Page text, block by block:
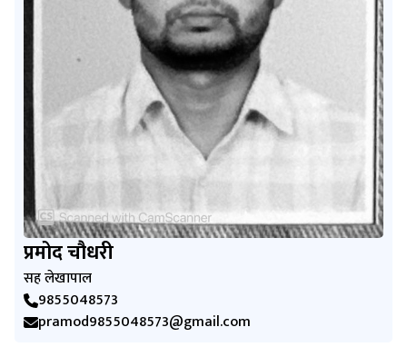
प्रमोद चौधरी
सह लेखापाल
9855048573
pramod9855048573@gmail.com